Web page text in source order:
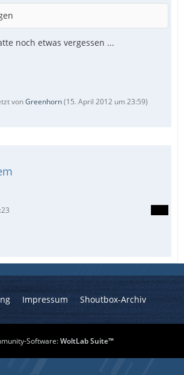
noch etwas vergessen ...
vonGreenhorn(15. April 2012 um 23:59)
Impressum Shoutbox-Archiv
Software:WoltLab Suite™